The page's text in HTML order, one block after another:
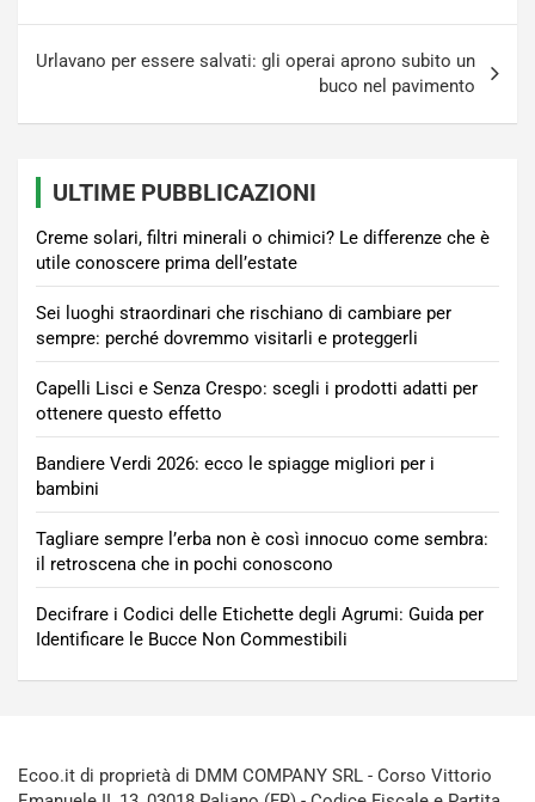
Urlavano per essere salvati: gli operai aprono subito un
buco nel pavimento
ULTIME PUBBLICAZIONI
Creme solari, filtri minerali o chimici? Le differenze che è
utile conoscere prima dell’estate
Sei luoghi straordinari che rischiano di cambiare per
sempre: perché dovremmo visitarli e proteggerli
Capelli Lisci e Senza Crespo: scegli i prodotti adatti per
ottenere questo effetto
Bandiere Verdi 2026: ecco le spiagge migliori per i
bambini
Tagliare sempre l’erba non è così innocuo come sembra:
il retroscena che in pochi conoscono
Decifrare i Codici delle Etichette degli Agrumi: Guida per
Identificare le Bucce Non Commestibili
Ecoo.it di proprietà di DMM COMPANY SRL - Corso Vittorio